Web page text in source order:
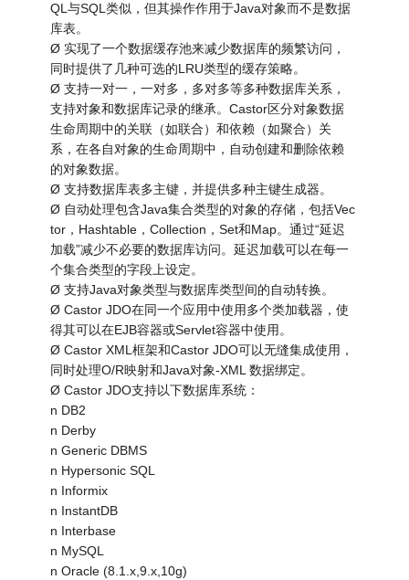
QL与SQL类似，但其操作作用于Java对象而不是数据
库表。
Ø 实现了一个数据缓存池来减少数据库的频繁访问，
同时提供了几种可选的LRU类型的缓存策略。
Ø 支持一对一，一对多，多对多等多种数据库关系，
支持对象和数据库记录的继承。Castor区分对象数据
生命周期中的关联（如联合）和依赖（如聚合）关
系，在各自对象的生命周期中，自动创建和删除依赖
的对象数据。
Ø 支持数据库表多主键，并提供多种主键生成器。
Ø 自动处理包含Java集合类型的对象的存储，包括Vec
tor，Hashtable，Collection，Set和Map。通过“延迟
加载”减少不必要的数据库访问。延迟加载可以在每一
个集合类型的字段上设定。
Ø 支持Java对象类型与数据库类型间的自动转换。
Ø Castor JDO在同一个应用中使用多个类加载器，使
得其可以在EJB容器或Servlet容器中使用。
Ø Castor XML框架和Castor JDO可以无缝集成使用，
同时处理O/R映射和Java对象-XML 数据绑定。
Ø Castor JDO支持以下数据库系统：
n DB2
n Derby
n Generic DBMS
n Hypersonic SQL
n Informix
n InstantDB
n Interbase
n MySQL
n Oracle (8.1.x,9.x,10g)